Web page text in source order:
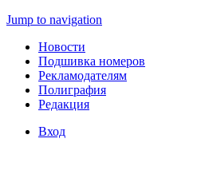
Jump to navigation
Новости
Подшивка номеров
Рекламодателям
Полиграфия
Редакция
Вход